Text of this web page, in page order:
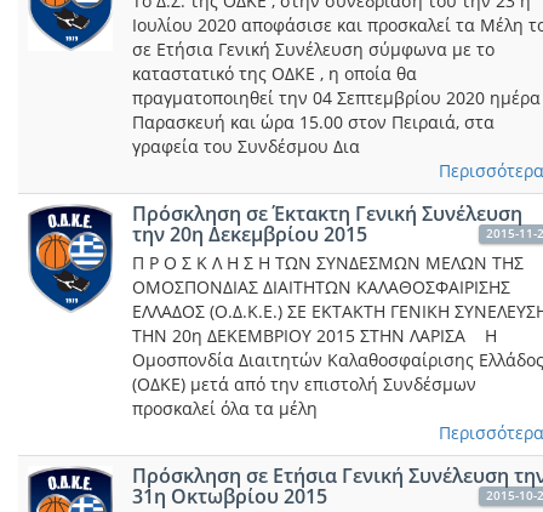
Ιουλίου 2020 αποφάσισε και προσκαλεί τα Mέλη
σε Ετήσια Γενική Συνέλευση σύμφωνα με το
καταστατικό της ΟΔΚΕ , η οποία θα
πραγματοποιηθεί την 04 Σεπτεμβρίου 2020 ημέρα
Παρασκευή και ώρα 15.00 στον Πειραιά, στα
γραφεία του Συνδέσμου Δια
Πρόσκληση σε Έκτακτη Γενική Συνέλευση
την 20η Δεκεμβρίου 2015 2015-11-
Π Ρ Ο Σ Κ Λ Η Σ Η ΤΩΝ ΣΥΝΔΕΣΜΩΝ ΜΕΛΩΝ ΤΗΣ
ΟΜΟΣΠΟΝΔΙΑΣ ΔΙΑΙΤΗΤΩΝ ΚΑΛΑΘΟΣΦΑΙΡΙΣΗΣ
ΕΛΛΑΔΟΣ (Ο.Δ.Κ.Ε.) ΣΕ ΕΚΤΑΚΤΗ ΓΕΝΙΚΗ
ΤΗΝ 20η ΔΕΚΕΜΒΡΙΟΥ 2015 ΣΤΗΝ ΛΑΡΙΣΑ Η
Ομοσπονδία Διαιτητών Καλαθοσφαίρισης Ελλάδος
(ΟΔΚΕ) μετά από την επιστολή Συνδέσμων
προσκαλεί όλα τα μέλη
Πρόσκληση σε Ετήσια Γενική Συνέλευση
31η Oκτωβρίου 2015 2015-10-